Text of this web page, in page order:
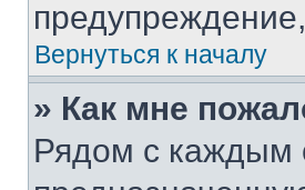
Вернуться к началу
» Как мне
Рядом с каждым